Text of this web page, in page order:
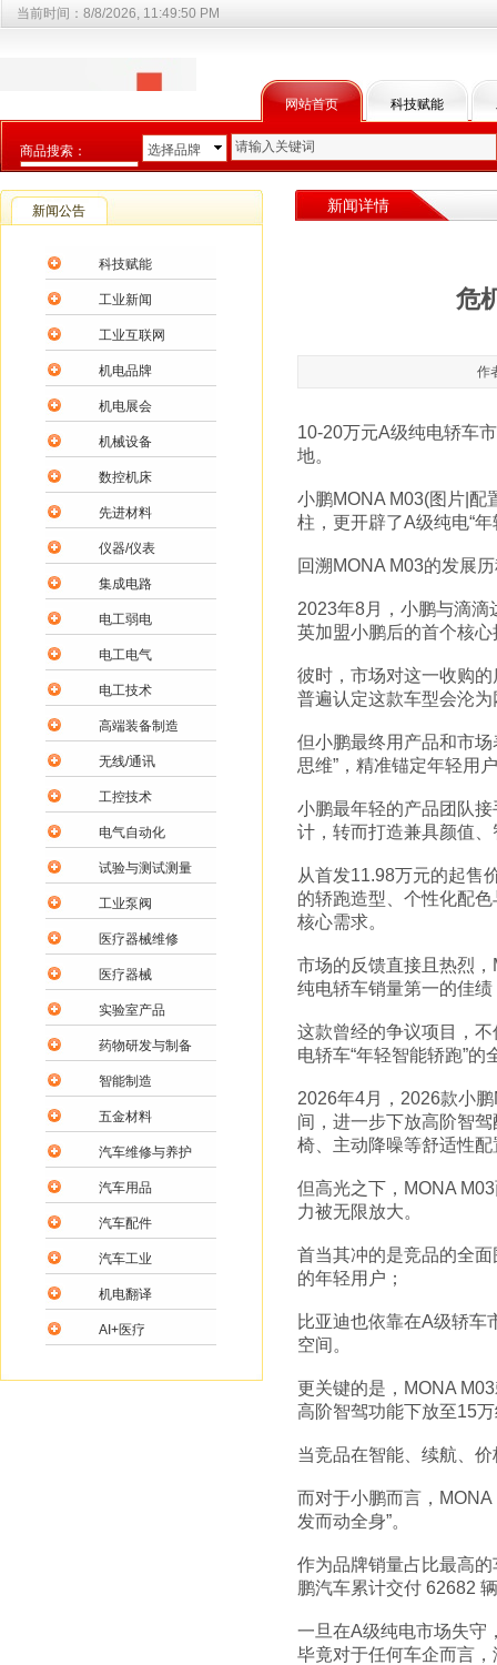
网站首页 科技赋能
当前时间： 8/8/2026, 11:49:50 PM
商品搜索：
选择商品分类
选择品牌
危
作
10-20万元A级纯电轿车
地。
小鹏MONA M03(图片|配
柱，更开辟了A级纯电“
回溯MONA M03的发展
2023年8月，小鹏与滴
英加盟小鹏后的首个核
彼时，市场对这一收购的
普遍认定这款车型会沦
但小鹏最终用产品和市
思维”，精准锚定年轻用
小鹏最年轻的产品团队
计，转而打造兼具颜值
从首发11.98万元的起售
的轿跑造型、个性化配
核心需求。
市场的反馈直接且热烈
纯电轿车销量第一的佳
这款曾经的争议项目，
电轿车“年轻智能轿跑”
2026年4月，2026款小
间，进一步下放高阶智
椅、主动降噪等舒适性
但高光之下，MONA
力被无限放大。
首当其冲的是竞品的全
的年轻用户；
比亚迪也依靠在A级轿车
空间。
更关键的是，MONA
高阶智驾功能下放至15
当竞品在智能、续航、
而对于小鹏而言，
发而动全身”。
作为品牌销量占比最高
鹏汽车累计交付 62682
一旦在A级纯电市场失守
毕竟对于任何车企而言
新闻公告
科技赋能
工业新闻
工业互联网
机电品牌
机电展会
机械设备
数控机床
先进材料
仪器/仪表
集成电路
电工弱电
电工电气
电工技术
高端装备制造
无线/通讯
工控技术
电气自动化
试验与测试测量
工业泵阀
医疗器械维修
医疗器械
实验室产品
药物研发与制备
智能制造
五金材料
汽车维修与养护
汽车用品
汽车配件
汽车工业
机电翻译
AI+医疗
新闻详情